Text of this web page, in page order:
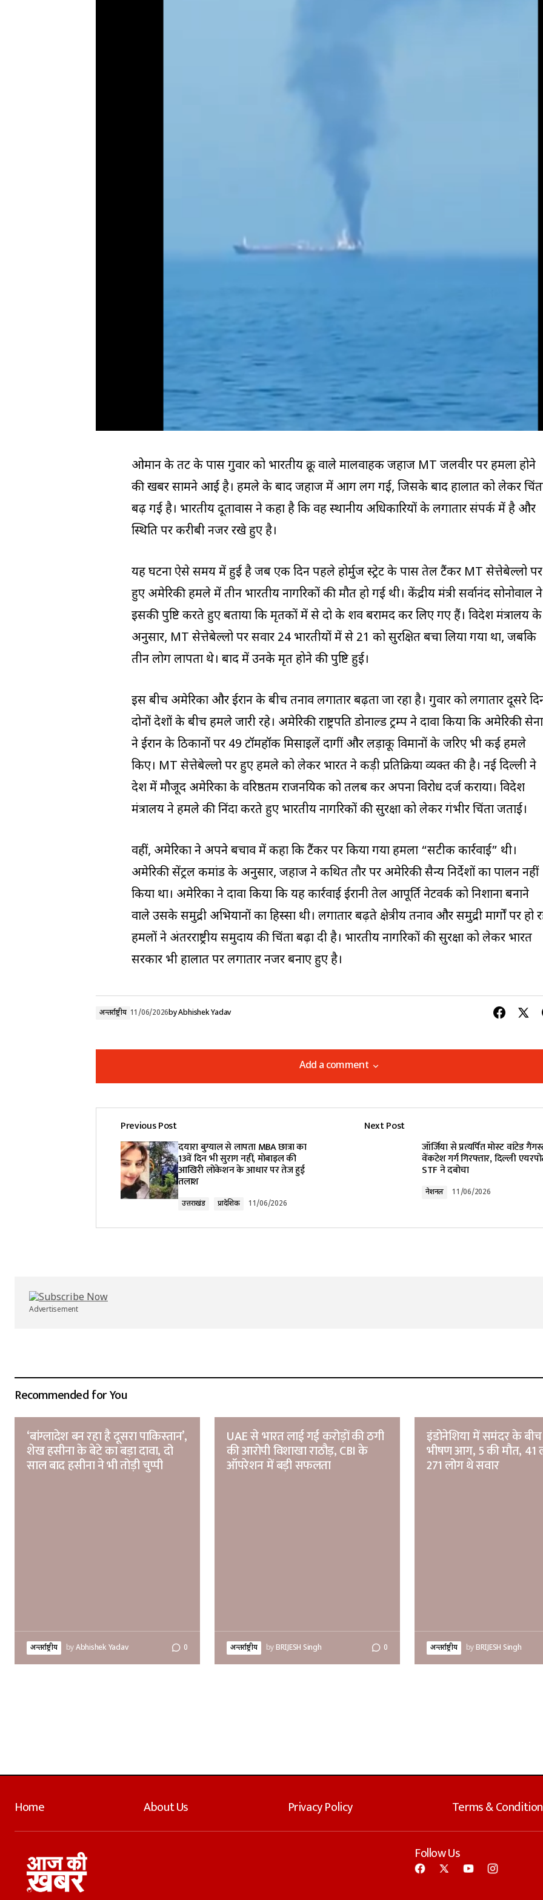
ओमान के तट के पास गुरुवार को भारतीय क्रू वाले मालवाहक जहाज MT जलवीर पर हमला होने
की खबर सामने आई है। हमले के बाद जहाज में आग लग गई, जिसके बाद हालात को लेकर
बढ़ गई है। भारतीय दूतावास ने कहा है कि वह स्थानीय अधिकारियों के लगातार संपर्क में है और
स्थिति पर करीबी नजर रखे हुए है।
यह घटना ऐसे समय में हुई है जब एक दिन पहले होर्मुज स्ट्रेट के पास तेल टैंकर MT सेत्तेबेल्लो पर
हुए अमेरिकी हमले में तीन भारतीय नागरिकों की मौत हो गई थी। केंद्रीय मंत्री सर्वानंद सोनोवाल ने
इसकी पुष्टि करते हुए बताया कि मृतकों में से दो के शव बरामद कर लिए गए हैं। विदेश मंत्रालय के
अनुसार, MT सेत्तेबेल्लो पर सवार 24 भारतीयों में से 21 को सुरक्षित बचा लिया गया था, जबकि
तीन लोग लापता थे। बाद में उनके मृत होने की पुष्टि हुई।
इस बीच अमेरिका और ईरान के बीच तनाव लगातार बढ़ता जा रहा है। गुरुवार को लगातार दूसरे
दोनों देशों के बीच हमले जारी रहे। अमेरिकी राष्ट्रपति डोनाल्ड ट्रम्प ने दावा किया कि अमेरिकी सेना
ने ईरान के ठिकानों पर 49 टॉमहॉक मिसाइलें दागीं और लड़ाकू विमानों के जरिए भी कई हमले
किए। MT सेत्तेबेल्लो पर हुए हमले को लेकर भारत ने कड़ी प्रतिक्रिया व्यक्त की है। नई दिल्ली ने
देश में मौजूद अमेरिका के वरिष्ठतम राजनयिक को तलब कर अपना विरोध दर्ज कराया। विदेश
मंत्रालय ने हमले की निंदा करते हुए भारतीय नागरिकों की सुरक्षा को लेकर गंभीर चिंता जताई।
वहीं, अमेरिका ने अपने बचाव में कहा कि टैंकर पर किया गया हमला “सटीक कार्रवाई” थी।
अमेरिकी सेंट्रल कमांड के अनुसार, जहाज ने कथित तौर पर अमेरिकी सैन्य निर्देशों का पालन नहीं
किया था। अमेरिका ने दावा किया कि यह कार्रवाई ईरानी तेल आपूर्ति नेटवर्क को निशाना बनाने
वाले उसके समुद्री अभियानों का हिस्सा थी। लगातार बढ़ते क्षेत्रीय तनाव और समुद्री मार्गों पर हो
हमलों ने अंतरराष्ट्रीय समुदाय की चिंता बढ़ा दी है। भारतीय नागरिकों की सुरक्षा को लेकर भारत
सरकार भी हालात पर लगातार नजर बनाए हुए है।
अन्तर्राष्ट्रीय 11/06/2026byAbhishek Yadav
Add a comment
Add a comment
Your email address will not be published. Required fields are marked*
Comment*
Previous Post
दयारा बुग्याल से लापता MBA छात्रा का
13वें दिन भी सुराग नहीं, मोबाइल की
आखिरी लोकेशन के आधार पर तेज हुई
तलाश
उत्तराखंड प्रादेशिक 11/06/2026
Next Post
जॉर्जिया से प्रत्यर्पित मोस्ट वांटेड
वेंकटेश गर्ग गिरफ्तार, दिल्ली
STF ने दबोचा
नेशनल 11/06/2026
Advertisement
Recommended for You
‘बांग्लादेश बन रहा है दूसरा पाकिस्तान’,
शेख हसीना के बेटे का बड़ा दावा, दो
साल बाद हसीना ने भी तोड़ी चुप्पी
अन्तर्राष्ट्रीय byAbhishek Yadav 0
UAE से भारत लाई गई करोड़ों की ठगी
की आरोपी विशाखा राठौड़, CBI के
ऑपरेशन में बड़ी सफलता
अन्तर्राष्ट्रीय byBRIJESH Singh 0
इंडोनेशिया में समंदर के
भीषण आग, 5 की मौत, 41
271 लोग थे सवार
अन्तर्राष्ट्रीय byBRIJESH Singh
Home About Us Privacy Policy Terms &
Follow Us